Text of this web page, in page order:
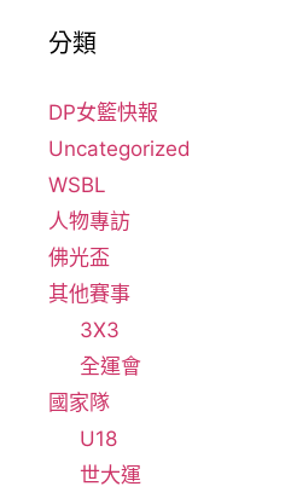
分類
DP女籃快報
Uncategorized
WSBL
人物專訪
佛光盃
其他賽事
3X3
全運會
國家隊
U18
世大運